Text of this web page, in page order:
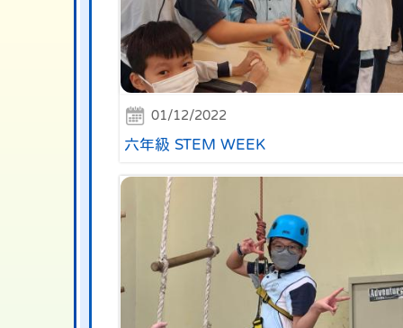
01/12/2022
六年級 STEM WEEK